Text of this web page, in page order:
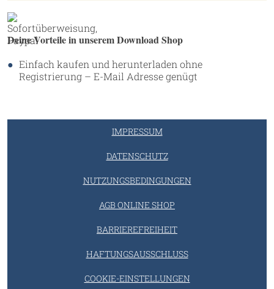
Deine Vorteile in unserem Download Shop
Einfach kaufen und herunterladen ohne
Registrierung – E-Mail Adresse genügt
IMPRESSUM
DATENSCHUTZ
NUTZUNGSBEDINGUNGEN
AGB ONLINE SHOP
BARRIEREFREIHEIT
HAFTUNGSAUSSCHLUSS
COOKIE-EINSTELLUNGEN